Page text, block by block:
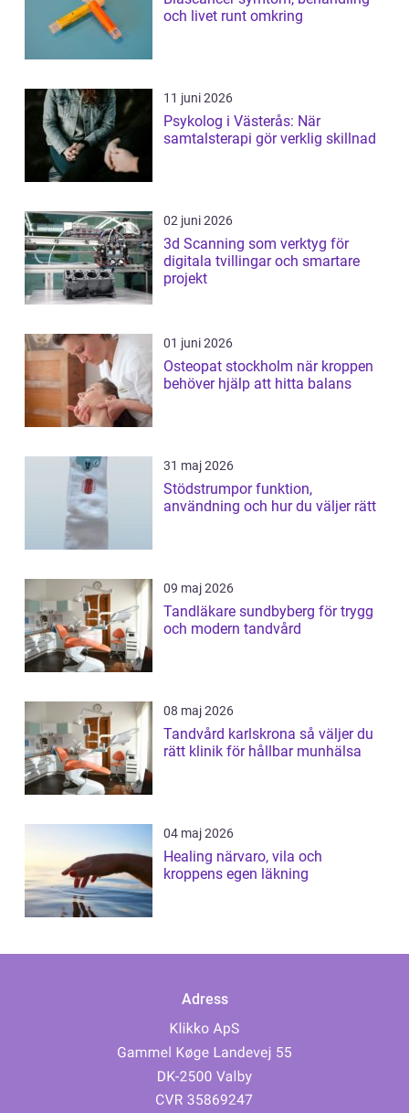
och livet runt omkring
11 juni 2026
Psykolog i Västerås: När
samtalsterapi gör verklig skillnad
02 juni 2026
3d Scanning som verktyg för
digitala tvillingar och smartare
projekt
01 juni 2026
Osteopat stockholm när kroppen
behöver hjälp att hitta balans
31 maj 2026
Stödstrumpor funktion,
användning och hur du väljer rätt
09 maj 2026
Tandläkare sundbyberg för trygg
och modern tandvård
08 maj 2026
Tandvård karlskrona så väljer du
rätt klinik för hållbar munhälsa
04 maj 2026
Healing närvaro, vila och
kroppens egen läkning
Adress